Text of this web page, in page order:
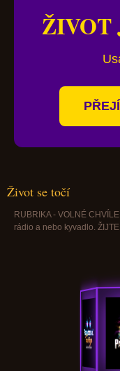
ŽIVOT
Život se točí
RUBRIKA - VOLNÉ
rádio a nebo kyvadlo. ŽIJTE